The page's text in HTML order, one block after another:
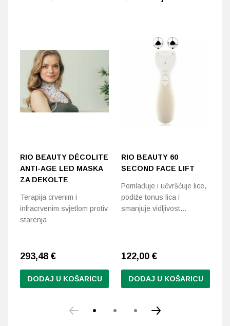
RIO BEAUTY DÉCOLITE
ANTI-AGE LED MASKA
ZA DEKOLTE
Terapija crvenim i
infracrvenim svjetlom protiv
starenja
293,48 €
DODAJ U KOŠARICU
RIO BEAUTY 60
SECOND FACE LIFT
Pomlađuje i učvršćuje lice,
podiže tonus lica i
smanjuje vidljivost…
122,00 €
DODAJ U KOŠARICU